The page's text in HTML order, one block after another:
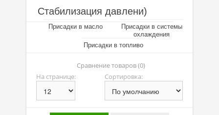
Линейка масел Molygen
Линейка масел Top Tec
Линейка масел Special Tec
Линейка масел Optimal
Присадки
Стабилизация давлени)
Присадки в масло
Присадки в системы
охлаждения
Присадки в топливо
Сравнение товаров (0)
На странице:
Сортировка: